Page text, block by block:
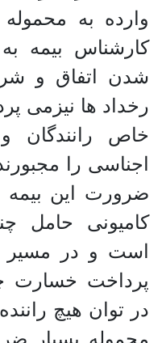
وارده به محموله
کارشناس بیمه
شدن اتفاق و
رخداد ها نیزمی
خاص رانندگان
اجناسی را
ضرورت این بیمه
کامیونی حامل
است و در مسیر
پرداخت خسارت
در توان هیچ